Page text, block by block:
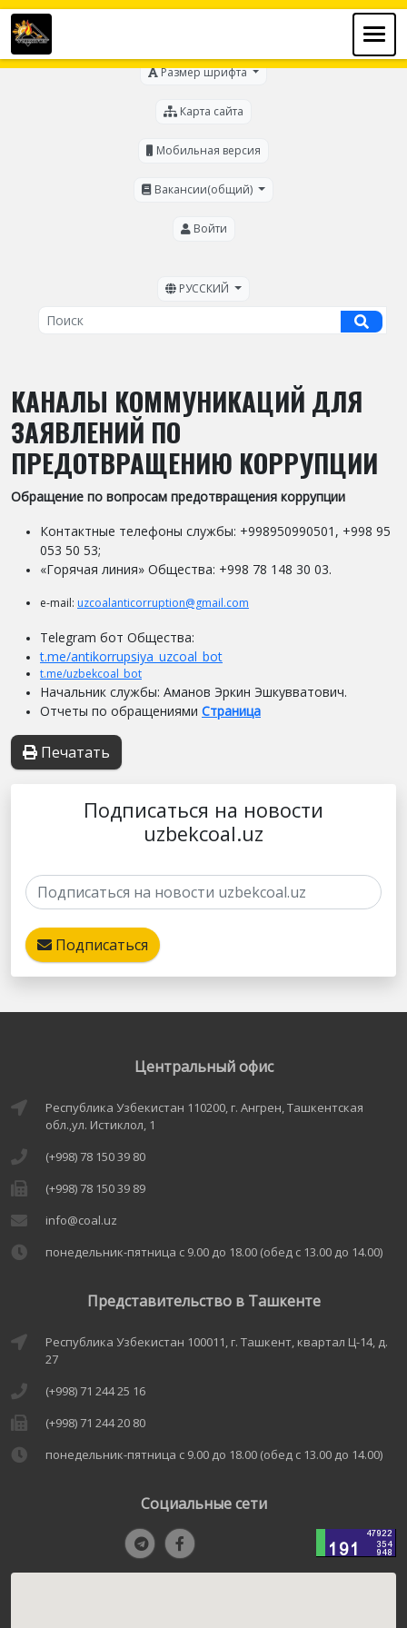
Размер шрифта
Карта сайта
Мобильная версия
Вакансии(общий)
Войти
РУССКИЙ
КАНАЛЫ КОММУНИКАЦИЙ ДЛЯ
ЗАЯВЛЕНИЙ ПО
ПРЕДОТВРАЩЕНИЮ КОРРУПЦИИ
Обращение по вопросам предотвращения коррупции
Контактные телефоны службы: +998950990501, +998 95
053 50 53;
«Горячая линия» Общества: +998 78 148 30 03.
e-mail: uzcoalanticorruption@gmail.com
Telegram бот Общества:
t.me/antikorrupsiya_uzcoal_bot
t.me/uzbekcoal_bot
Начальник службы: Аманов Эркин Эшкувватович.
Отчеты по обращениями Страница
Печатать
Подписаться на новости
uzbekcoal.uz
Подписаться
Центральный офис
Республика Узбекистан 110200, г. Ангрен, Ташкентская
обл.,ул. Истиклол, 1
(+998) 78 150 39 80
(+998) 78 150 39 89
info@coal.uz
понедельник-пятница с 9.00 до 18.00 (обед с 13.00 до 14.00)
Представительство в Ташкенте
Республика Узбекистан 100011, г. Ташкент, квартал Ц-14, д.
27
(+998) 71 244 25 16
(+998) 71 244 20 80
понедельник-пятница с 9.00 до 18.00 (обед с 13.00 до 14.00)
Социальные сети